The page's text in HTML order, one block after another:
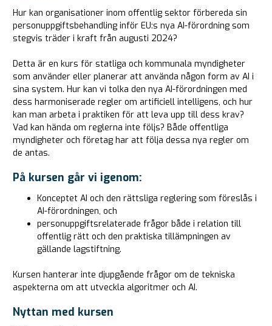
Hur kan organisationer inom offentlig sektor förbereda sin
personuppgiftsbehandling inför EU:s nya AI-förordning som
stegvis träder i kraft från augusti 2024?
Detta är en kurs för statliga och kommunala myndigheter
som använder eller planerar att använda någon form av AI i
sina system. Hur kan vi tolka den nya AI-förordningen med
dess harmoniserade regler om artificiell intelligens, och hur
kan man arbeta i praktiken för att leva upp till dess krav?
Vad kan hända om reglerna inte följs? Både offentliga
myndigheter och företag har att följa dessa nya regler om
de antas.
På kursen går vi igenom:
Konceptet AI och den rättsliga reglering som föreslås i
AI-förordningen, och
personuppgiftsrelaterade frågor både i relation till
offentlig rätt och den praktiska tillämpningen av
gällande lagstiftning.
Kursen hanterar inte djupgående frågor om de tekniska
aspekterna om att utveckla algoritmer och AI.
Nyttan med kursen